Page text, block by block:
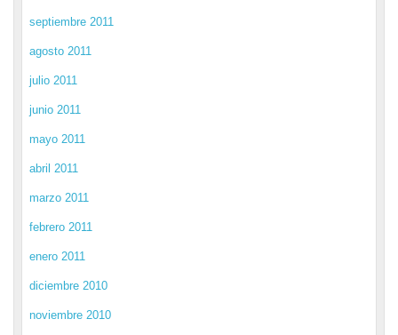
septiembre 2011
agosto 2011
julio 2011
junio 2011
mayo 2011
abril 2011
marzo 2011
febrero 2011
enero 2011
diciembre 2010
noviembre 2010